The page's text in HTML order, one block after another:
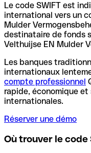
Le code SWIFT est
international vers un
Mulder
destinataire de fonds
Velthuijse EN Mulder
Les banques
internationaux
compte professionnel
rapide, économique
internationales.
Réserver une démo
Où trouver le code